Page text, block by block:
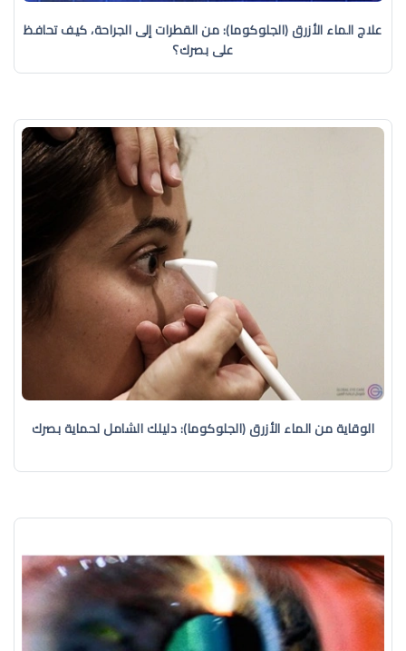
علاج الماء الأزرق (الجلوكوما): من القطرات إلى الجراحة، كيف تحافظ
على بصرك؟
الوقاية من الماء الأزرق (الجلوكوما): دليلك الشامل لحماية بصرك